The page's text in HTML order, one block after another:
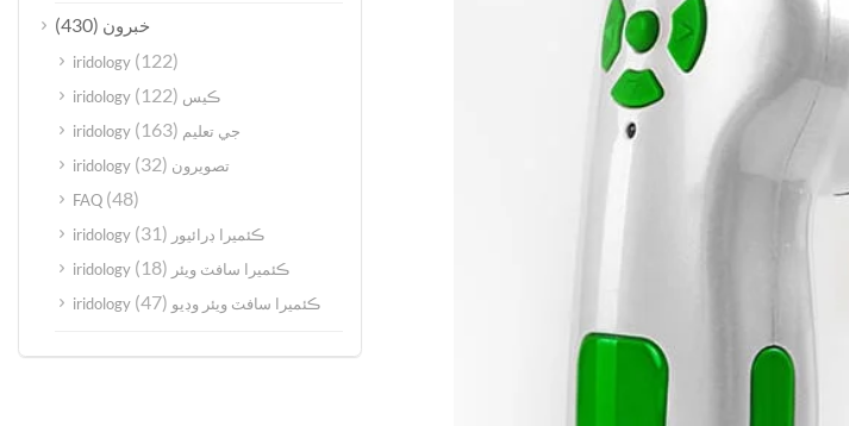
خبرون (430)
iridology (122)
iridology ڪيس (122)
iridology جي تعليم (163)
iridology تصويرون (32)
FAQ (48)
iridology ڪئميرا ڊرائيور (31)
iridology ڪئميرا سافٽ ويئر (18)
iridology ڪئميرا سافٽ ويئر وڊيو (47)